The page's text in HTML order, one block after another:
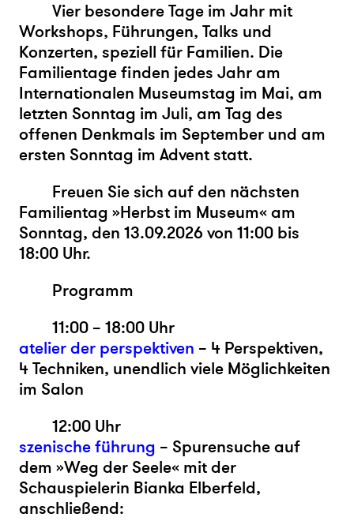
Vier besondere Tage im Jahr mit
Workshops, Führungen, Talks und
Konzerten, speziell für Familien. Die
Familientage finden jedes Jahr am
Internationalen Museumstag im Mai, am
letzten Sonntag im Juli, am Tag des
offenen Denkmals im September und am
ersten Sonntag im Advent statt.
Freuen Sie sich auf den nächsten
Familientag »Herbst im Museum« am
Sonntag, den 13.09.2026 von 11:00 bis
18:00 Uhr.
Programm
11:00 – 18:00 Uhr
atelier der perspektiven – 4 Perspektiven,
4 Techniken, unendlich viele Möglichkeiten
im Salon
12:00 Uhr
szenische führung – Spurensuche auf
dem »Weg der Seele« mit der
Schauspielerin Bianka Elberfeld,
anschließend: